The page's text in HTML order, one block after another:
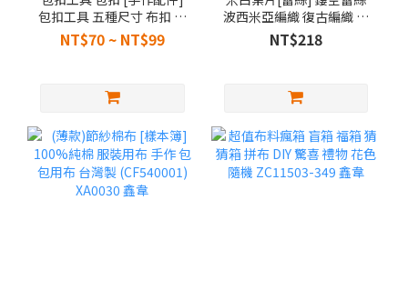
包扣工具 五種尺寸 布扣 鋁
製包扣 手壓包扣 縫紉 DIY
工具 拼布 免手縫 裸扣
NT$70 ~ NT$99
波西米亞編織 復古編織 罩
衫 罩衫裙 桌巾 拍照背景
LE1090001 鑫韋
NT$218